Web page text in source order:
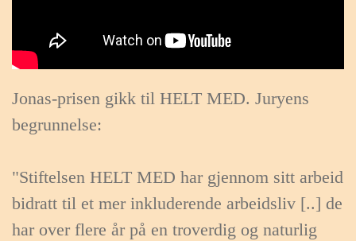
Jonas-prisen gikk til HELT MED. Juryens
begrunnelse:
"Stiftelsen HELT MED har gjennom sitt arbeid
bidratt til et mer inkluderende arbeidsliv [..] de
har over flere år på en troverdig og naturlig